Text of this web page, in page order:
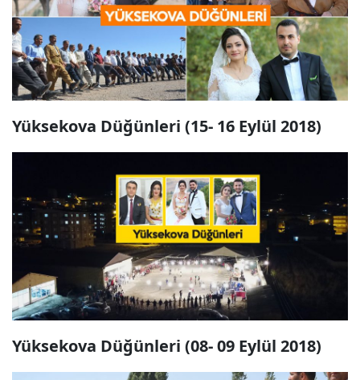
Yüksekova Düğünleri (15- 16 Eylül 2018)
Yüksekova Düğünleri (08- 09 Eylül 2018)